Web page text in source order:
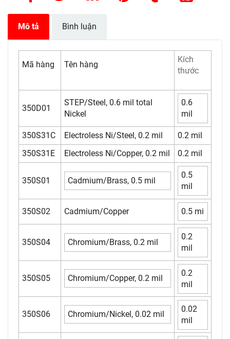
Mô tả Bình luận
Mã hàng Tên hàng
Kích
thước
350D01
STEP/Steel, 0.6 mil total
Nickel
0.6
mil
350S31C Electroless Ni/Steel, 0.2 mil
0.2 mil
350S31E
Electroless Ni/Copper, 0.2 mil 0.2 mil
350S01 Cadmium/Brass, 0.5 mil
0.5
mil
350S02 Cadmium/Copper 0.5 mi
350S04 Chromium/Brass, 0.2 mil
0.2
mil
350S05 Chromium/Copper, 0.2 mil
0.2
mil
350S06 Chromium/Nickel, 0.02 mil
0.02
mil